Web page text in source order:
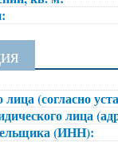
(согласно
лица
(ИНН):